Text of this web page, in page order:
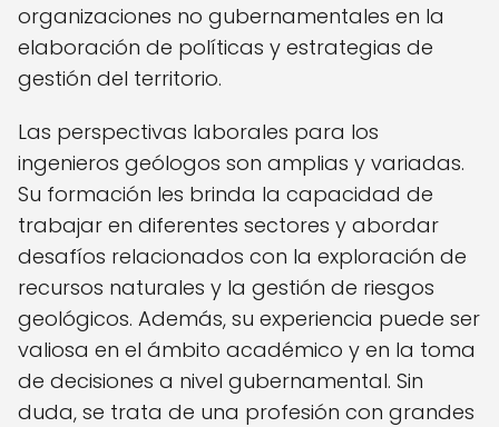
organizaciones no gubernamentales en la
elaboración de políticas y estrategias de
gestión del territorio.
Las perspectivas laborales para los
ingenieros geólogos son amplias y variadas.
Su formación les brinda la capacidad de
trabajar en diferentes sectores y abordar
desafíos relacionados con la exploración de
recursos naturales y la gestión de riesgos
geológicos. Además, su experiencia puede ser
valiosa en el ámbito académico y en la toma
de decisiones a nivel gubernamental. Sin
duda, se trata de una profesión con grandes